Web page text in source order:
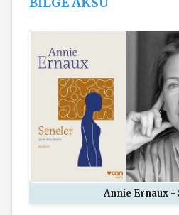
Annie Ernaux -